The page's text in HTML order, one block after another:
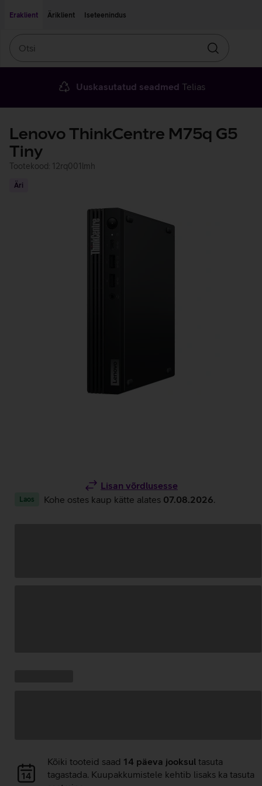
Eraklient
Äriklient Iseteenindus
Otsin
Uuskasutatud seadmed Telias
Lenovo ThinkCentre M75q G5
Tiny
Tootekood: 12rq001lmh
Äri
Lisan võrdlusesse
Laos Kohe ostes kaup kätte alates 07.08.2026
Andmete
laadimine
Kõiki tooteid saad 14 päeva jooksul tasuta
tagastada. Kuupakkumistele kehtib lisaks ka tasuta